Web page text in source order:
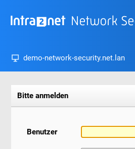
demo-network-security.net.lan
Bitte anmelden
Benutzer